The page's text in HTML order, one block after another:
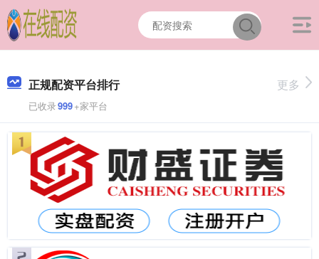
正规配资平台排行
已收录999+家平台
更多